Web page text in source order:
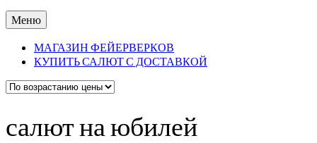
Меню
МАГАЗИН ФЕЙЕРВЕРКОВ
КУПИТЬ САЛЮТ С ДОСТАВКОЙ
салют на юбилей